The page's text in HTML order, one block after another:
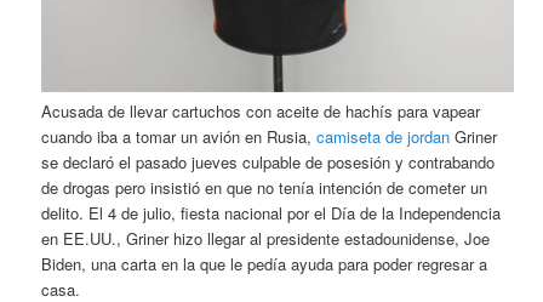
Acusada de llevar cartuchos con aceite de hachís para vapear
cuando iba a tomar un avión en Rusia,camiseta de jordan Griner
se declaró el pasado jueves culpable de posesión y contrabando
de drogas pero insistió en que no tenía intención de cometer un
delito. El 4 de julio, fiesta nacional por el Día de la Independencia
en EE.UU., Griner hizo llegar al presidente estadounidense, Joe
Biden, una carta en la que le pedía ayuda para poder regresar a
casa.